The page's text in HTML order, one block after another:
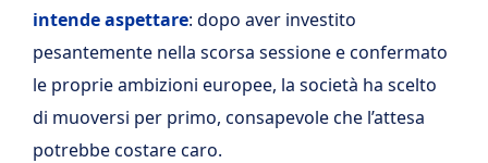
intende aspettare: dopo aver investito
pesantemente nella scorsa sessione e confermato
le proprie ambizioni europee, la società ha scelto
di muoversi per primo, consapevole che l’attesa
potrebbe costare caro.